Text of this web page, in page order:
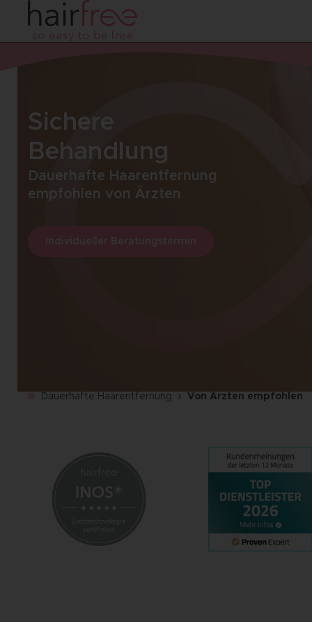
Sichere
Behandlung
Dauerhafte Haarentfernung
empfohlen von Ärzten
Dauerhafte Haarentfernung Von Ärzten empfohlen